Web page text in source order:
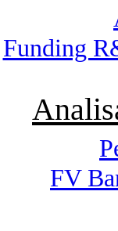
Funding
FV